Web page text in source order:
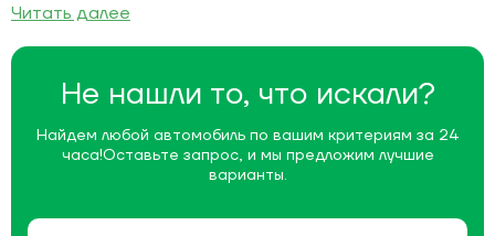
Не нашли то, что искали?
Найдем любой автомобиль по вашим критериям за 24
часа!Оставьте запрос, и мы предложим лучшие
варианты.
Читать далее